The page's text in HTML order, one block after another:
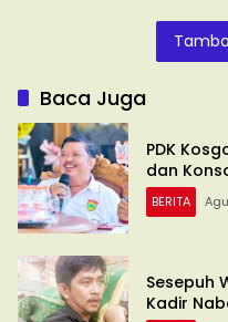
Baca Juga
PDK
dan
BERITA
Sesepuh
Kadir